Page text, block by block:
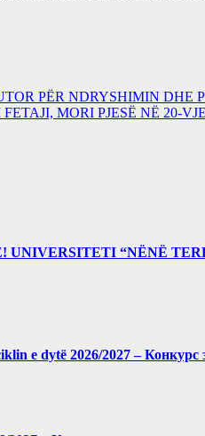
PËR NDRYSHIMIN DHE
MORI PJESË NË 20-
UNIVERSITETI “NËNË
e dytë 2026/2027 – Конкурс